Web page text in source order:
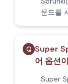
운드를
Q Super
어 옵션
Super